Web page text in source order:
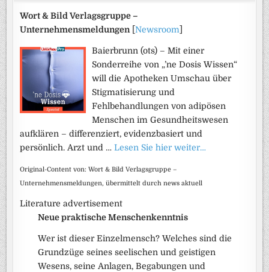
Wort & Bild Verlagsgruppe –
Unternehmensmeldungen [Newsroom
Baierbrunn (ots) – Mit einer
Sonderreihe von „’ne Dosis Wissen“
will die Apotheken Umschau über
Stigmatisierung und
Fehlbehandlungen von adipösen
Menschen im Gesundheitswesen
aufklären – differenziert, evidenzbasiert und
persönlich. Arzt und …Lesen Sie hier weiter…
Original-Content von: Wort & Bild Verlagsgruppe –
Unternehmensmeldungen, übermittelt durch news aktuell
Literature advertisement
Neue praktische Menschenkenntnis
Wer ist dieser Einzelmensch? Welches sind die
Grundzüge seines seelischen und geistigen
Wesens, seine Anlagen, Begabungen und